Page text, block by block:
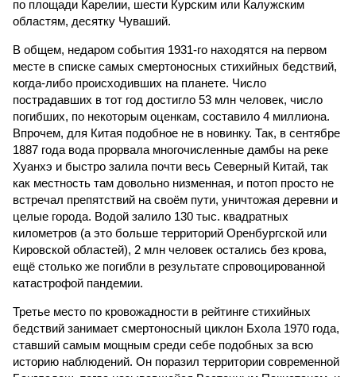
по площади Карелии, шести Курским или Калужским
областям, десятку Чуваший.
В общем, недаром события 1931-го находятся на первом
месте в списке самых смертоносных стихийных бедствий,
когда-либо происходивших на планете. Число
пострадавших в тот год достигло 53 млн человек, число
погибших, по некоторым оценкам, составило 4 миллиона.
Впрочем, для Китая подобное не в новинку. Так, в сентябре
1887 года вода прорвала многочисленные дамбы на реке
Хуанхэ и быстро залила почти весь Северный Китай, так
как местность там довольно низменная, и потоп просто не
встречал препятствий на своём пути, уничтожая деревни и
целые города. Водой залило 130 тыс. квадратных
километров (а это больше территорий Оренбургской или
Кировской областей), 2 млн человек остались без крова,
ещё столько же погибли в результате спровоцированной
катастрофой пандемии.
Третье место по кровожадности в рейтинге стихийных
бедствий занимает смертоносный циклон Бхола 1970 года,
ставший самым мощным среди себе подобных за всю
историю наблюдений. Он поразил территории современной